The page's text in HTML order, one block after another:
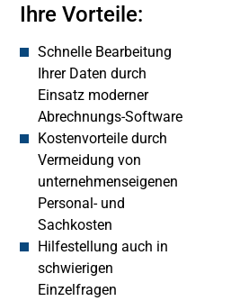
Ihre Vorteile:
Schnelle Bearbeitung
Ihrer Daten durch
Einsatz moderner
Abrechnungs-Software
Kostenvorteile durch
Vermeidung von
unternehmenseigenen
Personal- und
Sachkosten
Hilfestellung auch in
schwierigen
Einzelfragen